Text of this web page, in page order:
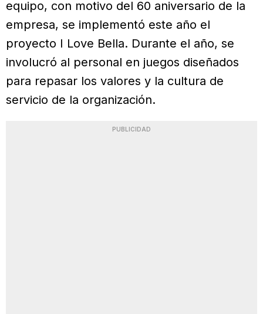
equipo, con motivo del 60 aniversario de la
empresa, se implementó este año el
proyecto I Love Bella. Durante el año, se
involucró al personal en juegos diseñados
para repasar los valores y la cultura de
servicio de la organización.
PUBLICIDAD